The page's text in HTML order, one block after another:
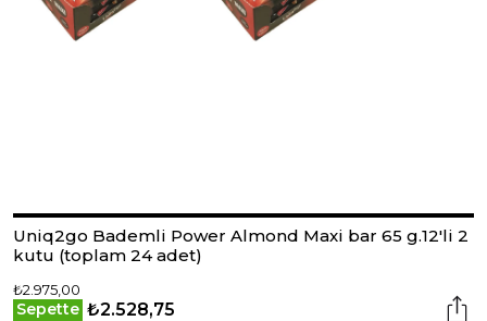
Uniq2go Bademli Power Almond Maxi bar 65 g.12'li 2
kutu (toplam 24 adet)
₺2.975,00
Sepette ₺2.528,75